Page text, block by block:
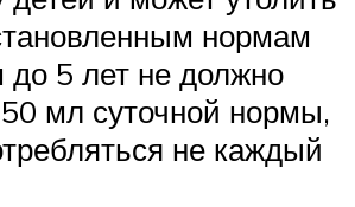
нормам
до 5 лет не должно
мл суточной нормы,
не каждый